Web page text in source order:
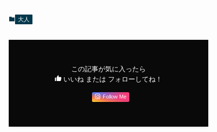
大人
この記事が気に入ったら
いいね または フォローしてね！
Follow Me